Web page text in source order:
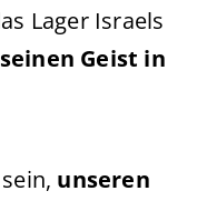
Lager Israels
Geist in
unseren